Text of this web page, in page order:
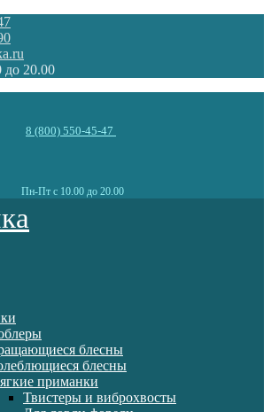
20.00
8 (800) 550-45-47
Пн-Пт с 10.00 до 20.00
блесны
блесны
приманки
Твистеры и виброхвосты